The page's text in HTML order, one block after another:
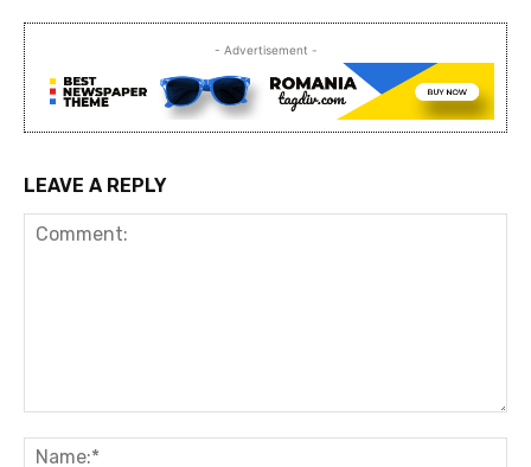
- Advertisement -
LEAVE A REPLY